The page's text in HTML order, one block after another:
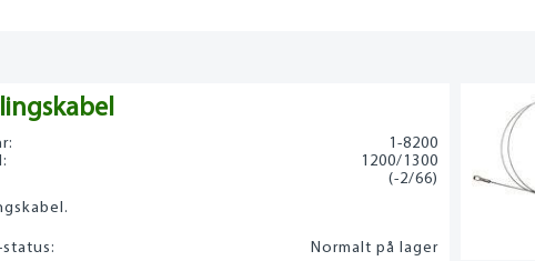
1-8200
1200/1300
(-2/66)
status: Normalt på lager